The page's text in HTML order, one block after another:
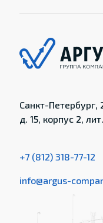
Санкт-Петербург,
д. 15, корпус 2,
+7 (812) 318-77-12
info@argus-